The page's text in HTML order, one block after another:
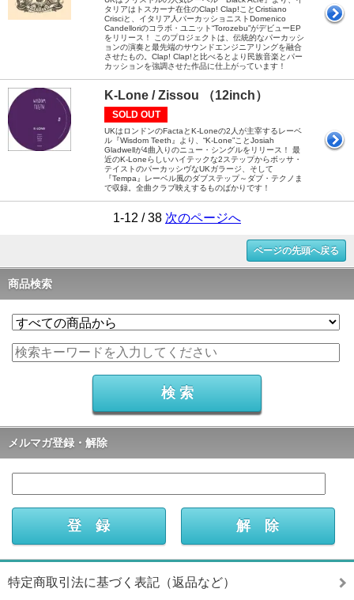
タリアはトスカーナ在住のClap! Clap!ことCristiano
Crisciと、イタリア人パーカッショニストDomenico
Candelloriのコラボ・ユニット“Torozebu”がデビューEP
をリリース！ このプロジェクトは、伝統的なパーカッシ
ョンの演奏と最先端のサウンドエンジニアリングを融合
させたもの。Clap! Clap!と比べるとより民族音楽とパー
カッションを強調させた作品に仕上がっています！
K-Lone / Zissou （12inch）
SOLD OUT
UKはロンドンのFactaとK-Loneの2人が主宰するレーベ
ル『Wisdom Teeth』より、“K-Lone”ことJosiah
Gladwellが4曲入りのニュー・シングルをリリース！ 最
近のK-Loneらしいハイテックな2ステップからボッサ・
テイストのパーカッシヴなUKガラージ、そして
『Tempa』レーベル風のダブステップ～ダブ・テクノま
で収録。全曲クラブ映えするものばかりです！
1-12 / 38 次のページへ
ページの先頭へ戻る
商品検索
メルマガ登録・解除
特定商取引法に基づく表記（返品など）